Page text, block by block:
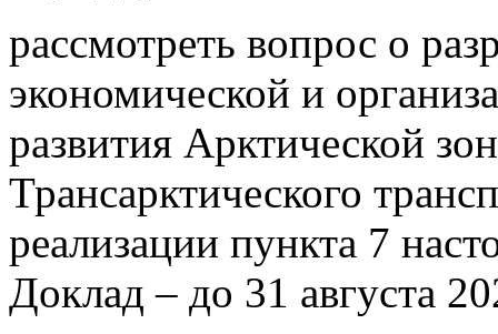
рассмотреть вопрос о
экономической и
развития Арктической
Трансарктического
реализации пункта 7
Доклад – до 31 августа